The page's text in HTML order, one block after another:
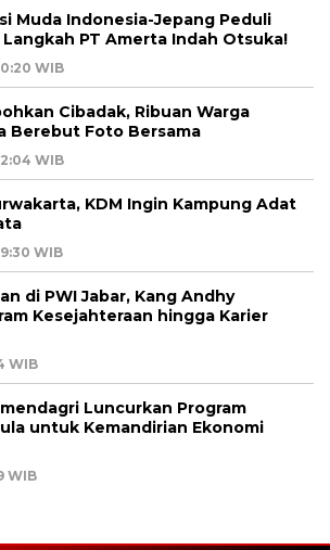
Muda Indonesia-Jepang Peduli
PT Amerta Indah Otsuka!
WIB
Cibadak, Ribuan Warga
Berebut Foto Bersama
WIB
KDM Ingin Kampung Adat
WIB
di PWI Jabar, Kang Andhy
Kesejahteraan hingga Karier
WIB
Luncurkan Program
untuk Kemandirian Ekonomi
WIB